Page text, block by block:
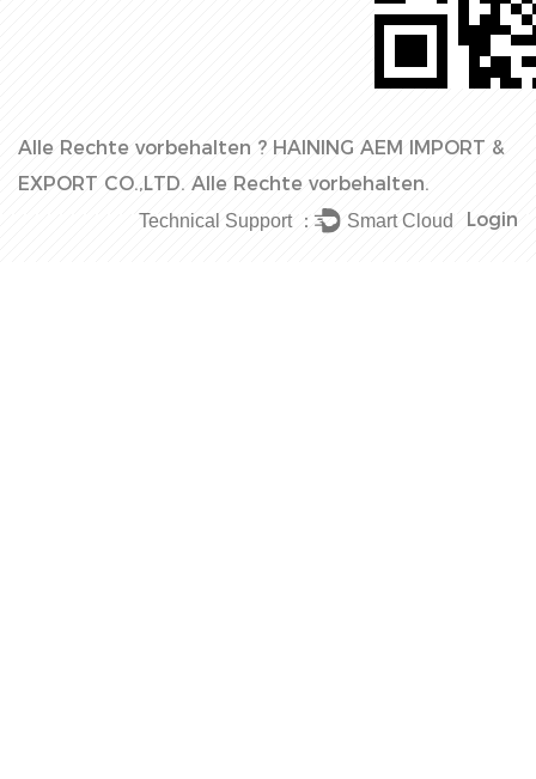
Alle Rechte vorbehalten ? HAINING AEM IMPORT &
EXPORT CO.,LTD. Alle Rechte vorbehalten.
Login
Technical Support ： Smart Cloud